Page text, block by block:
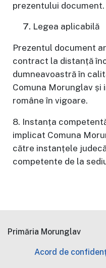
prezentului document.
Legea aplicabilă
Prezentul document
contract la distanță
dumneavoastră în
Comuna Morunglav și
române în vigoare.
8. Instanța
implicat Comuna
către instanțele
competente de la
Primăria Morunglav
Acord de